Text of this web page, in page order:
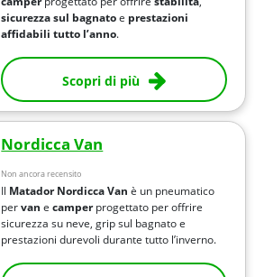
sicurezza sul bagnatoe prestazioni
affidabili tutto l’anno.
Scopri di più
Nordicca Van
Non ancora recensito
Il Matador Nordicca Van è un pneumatico
pervanecamperprogettato per offrire
sicurezza su neve, grip sul bagnato e
prestazioni durevoli durante tutto l’inverno.